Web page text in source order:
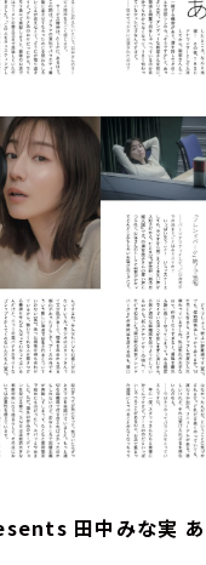
田中みな実 あ